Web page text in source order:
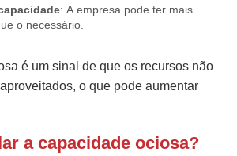
: A empresa pode ter mais
o necessário.
é um sinal de que os recursos não
o que pode aumentar
a capacidade ociosa?